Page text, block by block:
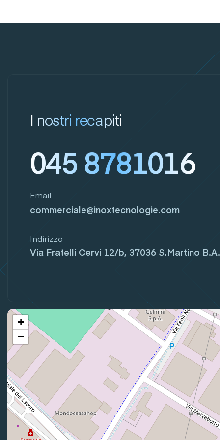
I nostri recapiti
045 8781016
Email
commerciale@inoxtecnologie.com
Indirizzo
Via Fratelli Cervi 12/b, 37036 S.Martino B.A.
+
−